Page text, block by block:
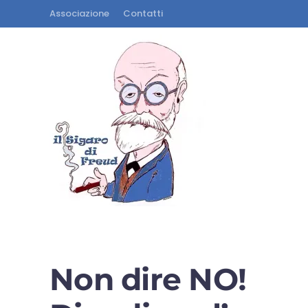
Associazione Contatti
Non dire NO!